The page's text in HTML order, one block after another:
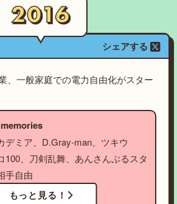
シェアする
、一般家庭での電力自由化がスター
デミア、D.Gray-man、ツキウ
100、刀剣乱舞、あんさんぶるスタ
手自由
もっと見る！